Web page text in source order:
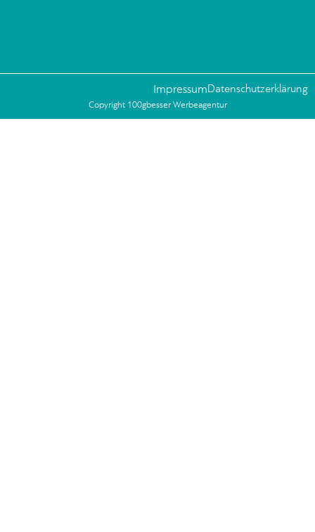
Copyright 100gbesser Werbeagentur
Datenschutzerklärung
Impressum